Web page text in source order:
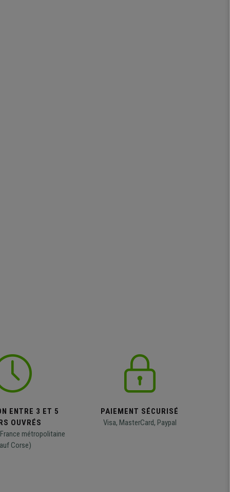
ENTRE 3 ET 5
OUVRÉS
métropolitaine
Corse)
PAIEMENT SÉCURISÉ
Visa, MasterCard, Paypal